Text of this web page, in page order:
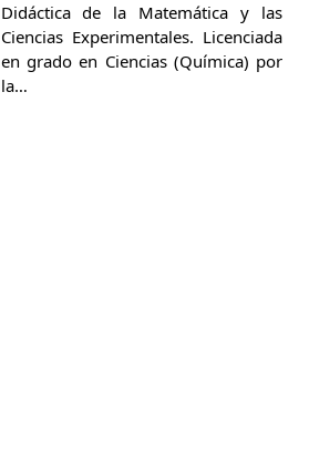
Didáctica de la Matemática y las
Ciencias Experimentales. Licenciada
en grado en Ciencias (Química) por
la…